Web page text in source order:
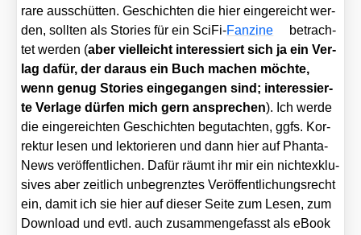
ra­re aus­schüt­ten. Geschich­ten die hier ein­ge­reicht wer­
den, soll­ten als Sto­ries für ein Sci­Fi-Fan­zine
betrach­
tet wer­den (aber viel­leicht inter­es­siert sich ja ein Ver­
lag dafür, der dar­aus ein Buch machen möch­te,
wenn genug Sto­ries ein­ge­gan­gen sind; inter­es­sier­
te Ver­la­ge dür­fen mich gern anspre­chen). Ich wer­de
die ein­ge­reich­ten Geschich­ten begut­ach­ten, ggfs. Kor­
rek­tur lesen und lek­to­rie­ren und dann hier auf Phan­ta­
News ver­öf­fent­li­chen. Dafür räumt ihr mir ein nicht­ex­klu­
si­ves aber zeit­lich unbe­grenz­tes Ver­öf­fent­li­chungs­recht
ein, damit ich sie hier auf die­ser Sei­te zum Lesen, zum
Down­load und evtl. auch zusam­men­ge­fasst als eBook